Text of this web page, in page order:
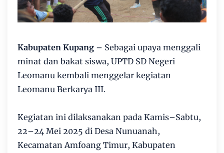
Kabupaten Kupang – Sebagai upaya menggali
minat dan bakat siswa, UPTD SD Negeri
Leomanu kembali menggelar kegiatan
Leomanu Berkarya III.
Kegiatan ini dilaksanakan pada Kamis–Sabtu,
22–24 Mei 2025 di Desa Nunuanah,
Kecamatan Amfoang Timur, Kabupaten